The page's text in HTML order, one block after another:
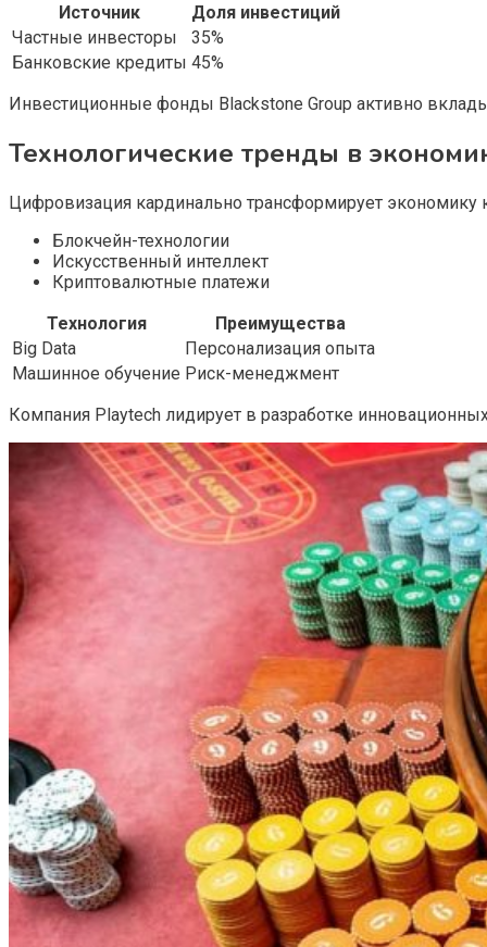
Источник
Доля инвестиций
Частные инвесторы
35%
Банковские кредиты 45%
Инвестиционные фонды Blackstone Group активно
Технологические тренды в
Цифровизация кардинально трансформирует
Блокчейн-технологии
Искусственный интеллект
Криптовалютные платежи
Технология
Преимущества
Big Data
Персонализация опыта
Машинное обучение Риск-менеджмент
Компания Playtech лидирует в разработке